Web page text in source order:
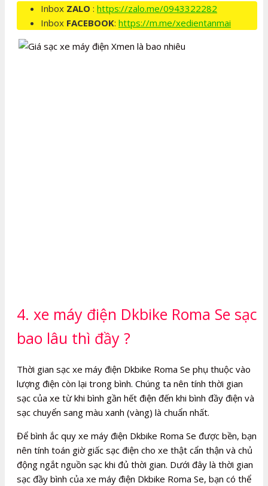
Inbox ZALO : https://zalo.me/0943322282
Inbox FACEBOOK: https://m.me/xedientanmai
4. xe máy điện Dkbike Roma Se sạc
bao lâu thì đầy ?
Thời gian sạc xe máy điện Dkbike Roma Se phụ thuộc vào
lượng điện còn lại trong bình. Chúng ta nên tính thời gian
sạc của xe từ khi bình gần hết điện đến khi bình đầy điện và
sạc chuyển sang màu xanh (vàng) là chuẩn nhất.
Để bình ắc quy xe máy điện Dkbike Roma Se được bền, bạn
nên tính toán giờ giấc sạc điện cho xe thật cẩn thận và chủ
động ngắt nguồn sạc khi đủ thời gian. Dưới đây là thời gian
sạc đầy bình của xe máy điện Dkbike Roma Se, bạn có thể